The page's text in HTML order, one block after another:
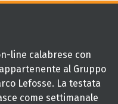
line calabrese con
al Gruppo
Lefosse. La testata
come settimanale